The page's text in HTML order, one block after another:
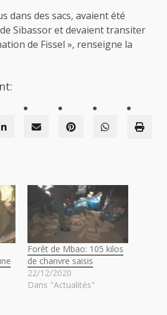
dans des sacs, avaient été
Sibassor et devaient transiter
de Fissel », renseigne la
Forêt de Mbao: 105 kilos
de chanvre saisis
22/12/2020
Dans "Actualités"